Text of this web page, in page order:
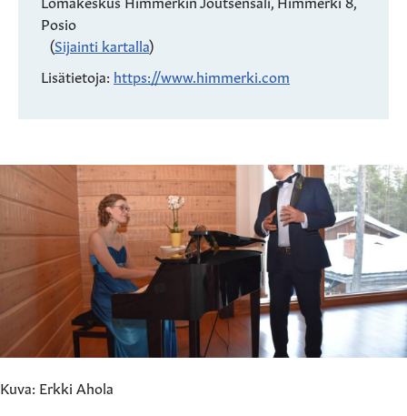
Posio
(Sijainti kartalla)
Lisätietoja: https://www.himmerki.com
Kuva: Erkki Ahola